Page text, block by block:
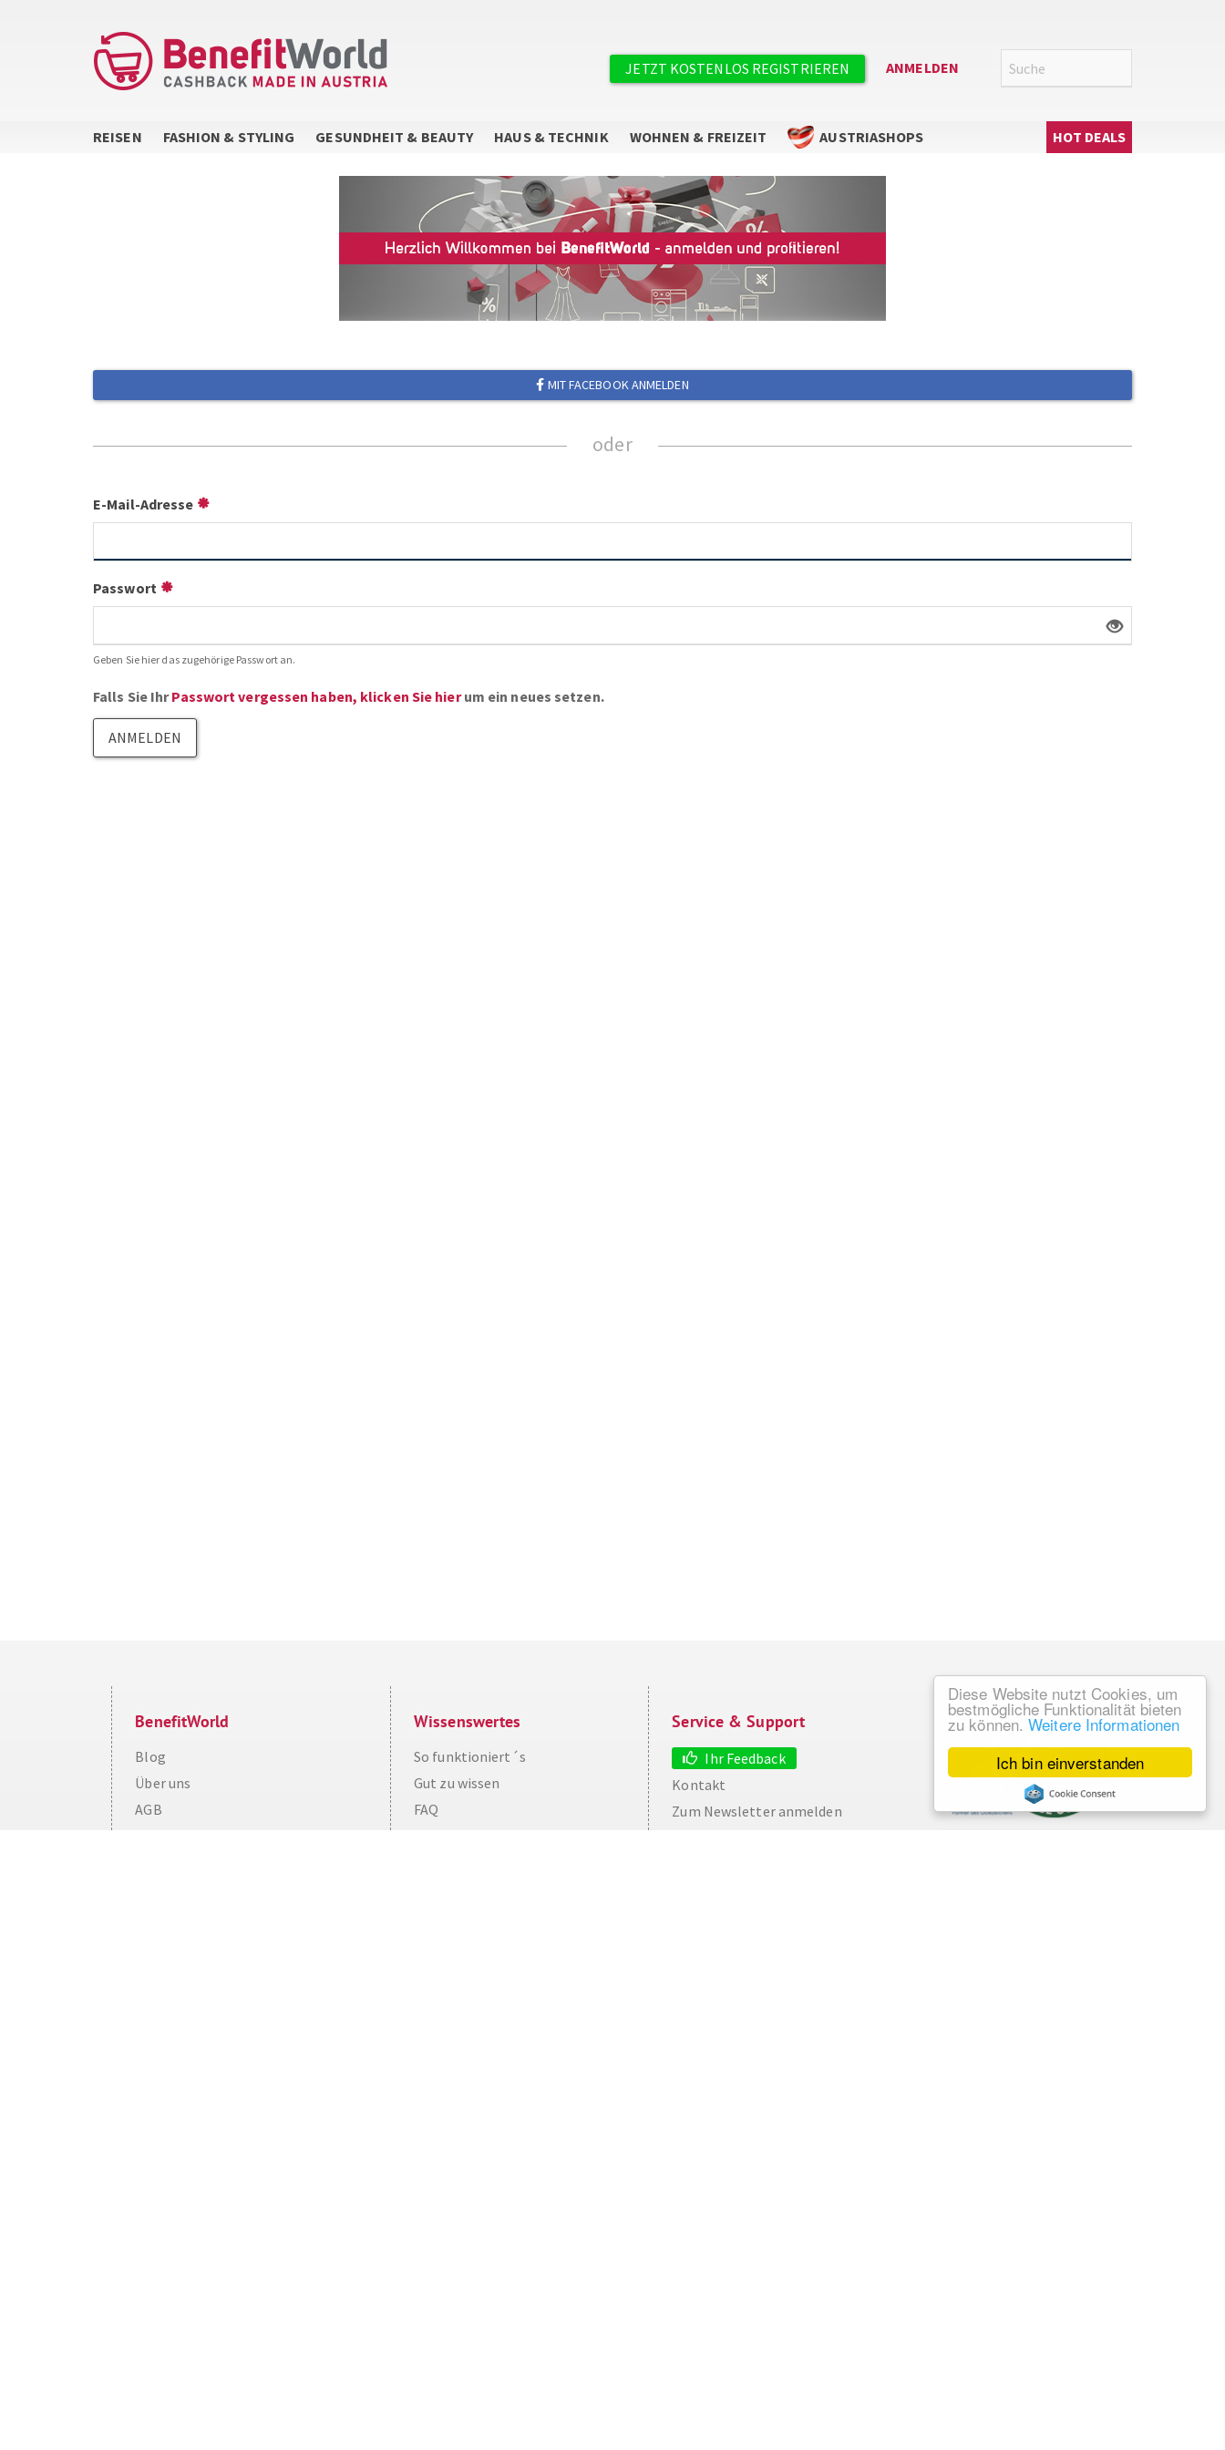
Ich bin einverstanden
Diese Website nutzt Cookies, um
bestmögliche Funktionalität bieten
zu können.Weitere Informationen
Cookie Consent plugin for the EU cookie law
Suche
Benutzermenü
JETZT KOSTENLOS REGISTRIEREN ANMELDEN
REISEN FASHION & STYLING GESUNDHEIT & BEAUTY HAUS & TECHNIK WOHNEN & FREIZEIT AUSTRIASHOPS Hauptnavigation
HOT DEALS
MIT FACEBOOK ANMELDEN
E-Mail-Adresse
Passwort
Geben Sie hier das zugehörige Passwort an.
Falls Sie IhrPasswort vergessen haben, klicken Sie hierum ein neues setzen.
ANMELDEN
BenefitWorld
Blog
Über uns
AGB
Wissenswertes
So funktioniert´s
Gut zu wissen
FAQ
Service & Support
Ihr Feedback
Kontakt
Zum Newsletter anmelden